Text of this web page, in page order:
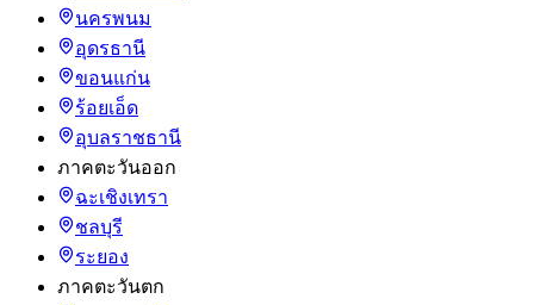
นครพนม
อุดรธานี
ขอนแก่น
ร้อยเอ็ด
อุบลราชธานี
ภาคตะวันออก
ฉะเชิงเทรา
ชลบุรี
ระยอง
ภาคตะวันตก